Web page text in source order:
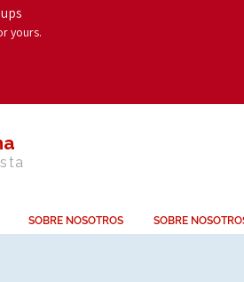
yours.
SOBRE NOSOTROS SOBRE